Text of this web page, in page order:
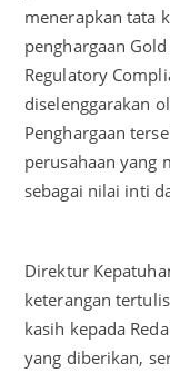
menerapkan tata
penghargaan
Regulatory
diselenggarakan
Penghargaan
perusahaan yang
sebagai nilai inti
Direktur
keterangan
kasih kepada
yang diberikan,